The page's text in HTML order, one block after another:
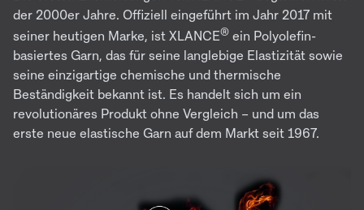
der 2000er Jahre. Offiziell eingeführt im Jahr 2017 mit
seiner heutigen Marke, ist XLANCE® ein Polyolefin-
basiertes Garn, das für seine langlebige Elastizität sowie
seine einzigartige chemische und thermische
Beständigkeit bekannt ist. Es handelt sich um ein
revolutionäres Produkt ohne Vergleich – und um das
erste neue elastische Garn auf dem Markt seit 1967.